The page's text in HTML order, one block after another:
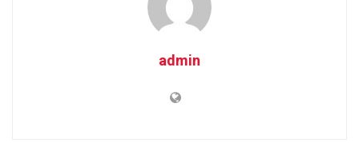
admin